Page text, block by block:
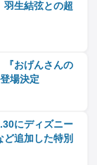
羽生結弦との超
おげんさんの
場決定
にディズニー
追加した特別